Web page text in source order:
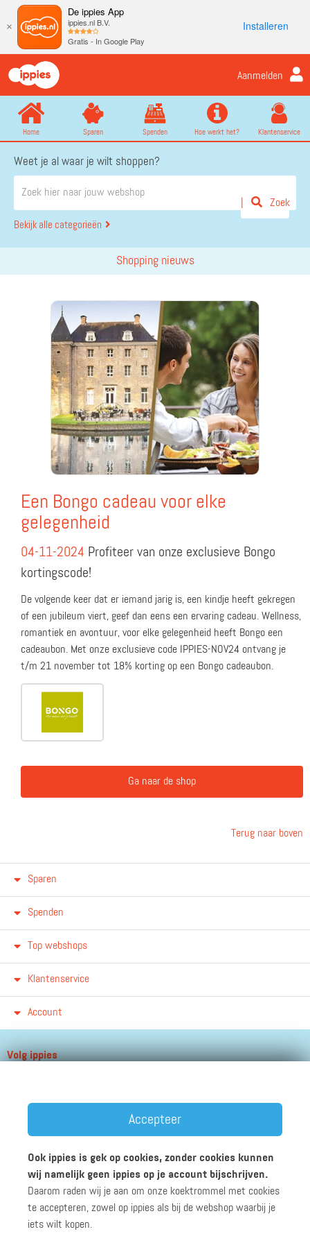
×
De ippies App
ippies.nl B.V.
Gratis - In Google Play
Installeren
Aanmelden
Home Sparen Spenden Hoe werkt het? Klantenservice
Weet je al waar je wilt shoppen?
Bekijk alle categorieën
Zoek
Shopping nieuws
Een Bongo cadeau voor elke
gelegenheid
04-11-2024 Profiteer van onze exclusieve Bongo
kortingscode!
De volgende keer dat er iemand jarig is, een kindje heeft gekregen
of een jubileum viert, geef dan eens een ervaring cadeau. Wellness,
romantiek en avontuur, voor elke gelegenheid heeft Bongo een
cadeaubon. Met onze exclusieve code IPPIES-NOV24 ontvang je
t/m 21 november tot 18% korting op een Bongo cadeaubon.
Ga naar de shop
Terug naar boven
Sparen
Spenden
Top webshops
Klantenservice
Account
Volg ippies
Werken bij ippies Zakelijk
Algemene voorwaarden
Privacyverklaring
Accepteer
Ook ippies is gek op cookies, zonder cookies kunnen
wij namelijk geen ippies op je account bijschrijven.
Daarom raden wij je aan om onze koektrommel met cookies
te accepteren, zowel op ippies als bij de webshop waarbij je
iets wilt kopen.